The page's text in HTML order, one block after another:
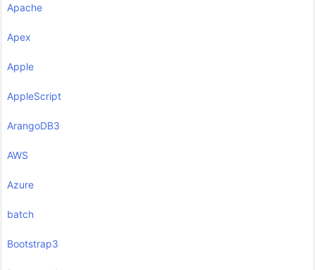
Apache
Apex
Apple
AppleScript
ArangoDB3
AWS
Azure
batch
Bootstrap3